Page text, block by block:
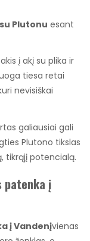
Plutonu esant
į akį su plika ir
tiesa retai
nevisiškai
galiausiai gali
Plutono tikslas
tikrąjį potencialą.
patenka į
į Vandenįvienas